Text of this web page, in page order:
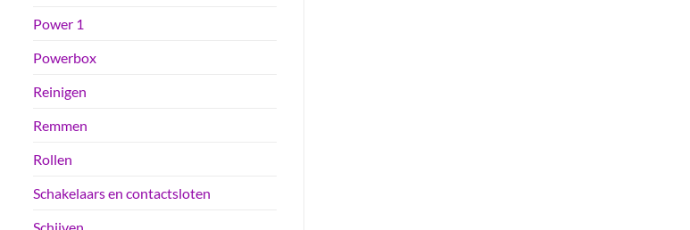
Power 1
Powerbox
Reinigen
Remmen
Rollen
Schakelaars en contactsloten